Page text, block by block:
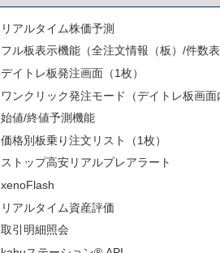
リアルタイム株価予測
フル板表示機能（全注文情報（板）/件数
デイトレ板発注画面（1枚）
ワンクリック発注モード（デイトレ板画面
始値/終値予測機能
価格別板乗り注文リスト（1枚）
ストップ高安リアルプレアラート
xenoFlash
リアルタイム資産評価
取引明細照会